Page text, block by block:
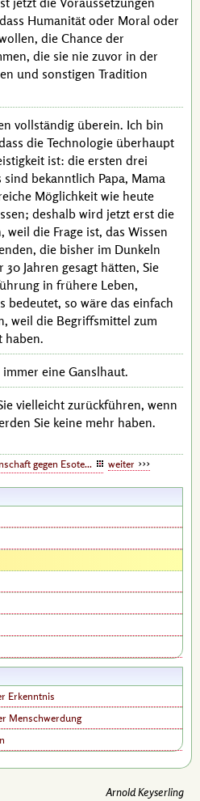
Humanität oder Moral oder
die Chance der
die sie nie zuvor in der
und sonstigen Tradition
vollständig überein. Ich bin
die Technologie überhaupt
ist: die ersten drei
sind bekanntlich Papa, Mama
Möglichkeit wie heute
deshalb wird jetzt erst die
weil die Frage ist, das Wissen
die bisher im Dunkeln
30 Jahren gesagt hätten, Sie
in frühere Leben,
bedeutet, so wäre das einfach
weil die Begriffsmittel zum
haben.
eine Ganslhaut.
vielleicht zurückführen, wenn
Sie keine mehr haben.
Naturwissenschaft gegen Esoterik weiter
Erkenntnis
Menschwerdung
Arnold Keyserling